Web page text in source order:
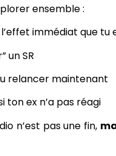
ensemble :
immédiat que tu
un SR
relancer maintenant
ton ex n’a pas réagi
n’est pas une fin,